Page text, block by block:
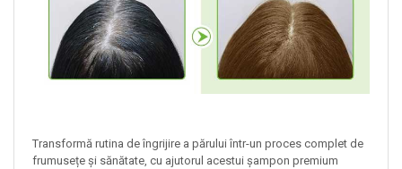
Transformă rutina de îngrijire a părului într-un proces complet de
frumusețe și sănătate, cu ajutorul acestui șampon premium